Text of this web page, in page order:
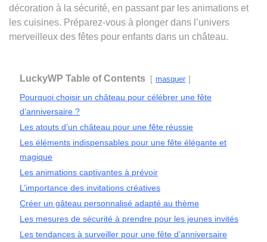
décoration à la sécurité, en passant par les animations et
les cuisines. Préparez-vous à plonger dans l’univers
merveilleux des fêtes pour enfants dans un château.
LuckyWP Table of Contents masquer
Pourquoi choisir un château pour célébrer une fête
d’anniversaire ?
Les atouts d’un château pour une fête réussie
Les éléments indispensables pour une fête élégante et
magique
Les animations captivantes à prévoir
L’importance des invitations créatives
Créer un gâteau personnalisé adapté au thème
Les mesures de sécurité à prendre pour les jeunes invités
Les tendances à surveiller pour une fête d’anniversaire